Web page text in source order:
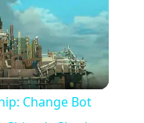
Change Bot